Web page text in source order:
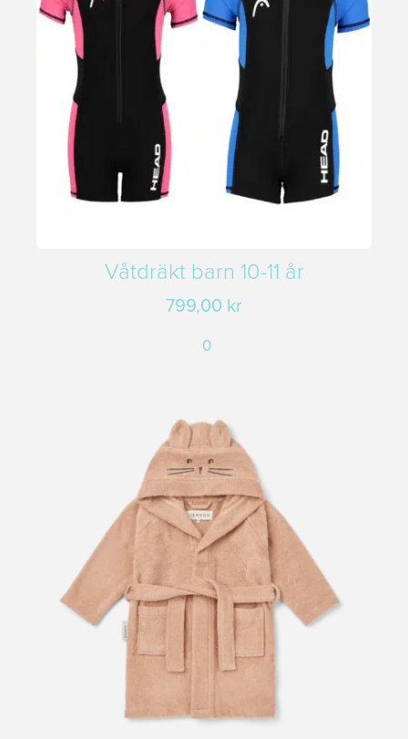
Våtdräkt barn 10-11 år
799,00 kr
0